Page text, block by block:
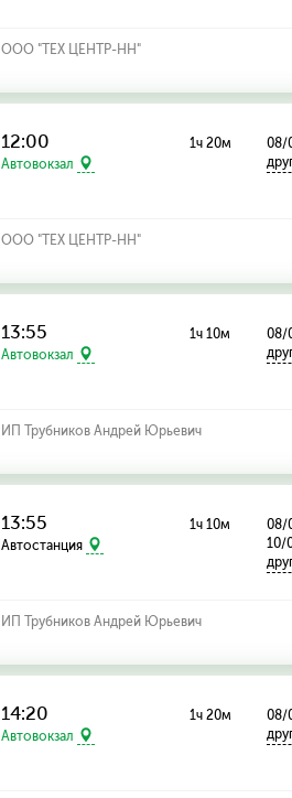
ООО "ТЕХ ЦЕНТР-НН"
12:00
Автовокзал
1ч 20м
08/
ООО "ТЕХ ЦЕНТР-НН"
13:55
Автовокзал
1ч 10м
08/
ИП Трубников Андрей Юрьевич
13:55
Автостанция
1ч 10м
08/
10/
ИП Трубников Андрей Юрьевич
14:20
Автовокзал
1ч 20м
08/